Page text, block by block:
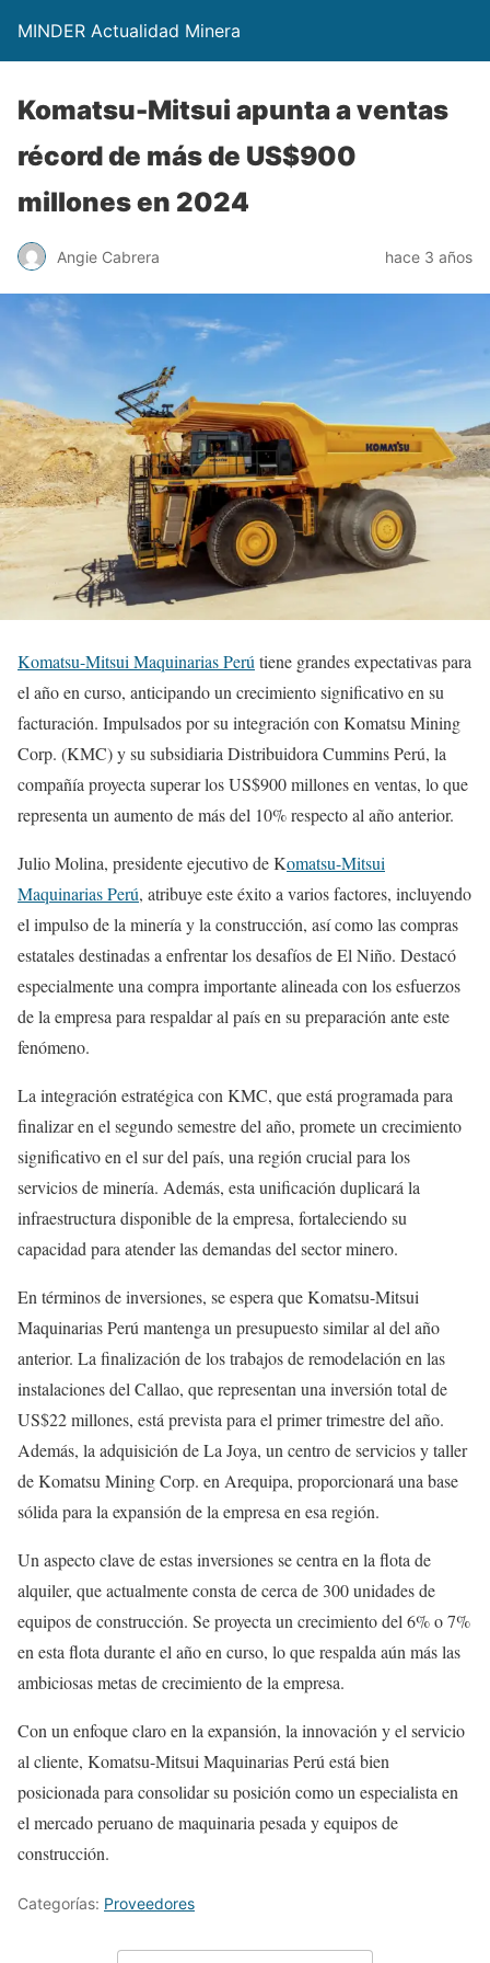
MINDER Actualidad Minera
Komatsu-Mitsui apunta a ventas
récord de más de US$900
millones en 2024
Angie Cabrera hace 3 años
Komatsu-Mitsui Maquinarias Perútiene grandes expectativas para
el año en curso, anticipando un crecimiento significativo en su
facturación. Impulsados por su integración con Komatsu Mining
Corp. (KMC) y su subsidiaria Distribuidora Cummins Perú, la
compañía proyecta superar los US$900 millones en ventas, lo que
representa un aumento de más del 10% respecto al año anterior.
Julio Molina, presidente ejecutivo de Komatsu-Mitsui
Maquinarias Perú, atribuye este éxito a varios factores, incluyendo
el impulso de la minería y la construcción, así como las compras
estatales destinadas a enfrentar los desafíos de El Niño. Destacó
especialmente una compra importante alineada con los esfuerzos
de la empresa para respaldar al país en su preparación ante este
fenómeno.
La integración estratégica con KMC, que está programada para
finalizar en el segundo semestre del año, promete un crecimiento
significativo en el sur del país, una región crucial para los
servicios de minería. Además, esta unificación duplicará la
infraestructura disponible de la empresa, fortaleciendo su
capacidad para atender las demandas del sector minero.
En términos de inversiones, se espera que Komatsu-Mitsui
Maquinarias Perú mantenga un presupuesto similar al del año
anterior. La finalización de los trabajos de remodelación en las
instalaciones del Callao, que representan una inversión total de
US$22 millones, está prevista para el primer trimestre del año.
Además, la adquisición de La Joya, un centro de servicios y taller
de Komatsu Mining Corp. en Arequipa, proporcionará una base
sólida para la expansión de la empresa en esa región.
Un aspecto clave de estas inversiones se centra en la flota de
alquiler, que actualmente consta de cerca de 300 unidades de
equipos de construcción. Se proyecta un crecimiento del 6% o 7%
en esta flota durante el año en curso, lo que respalda aún más las
ambiciosas metas de crecimiento de la empresa.
Con un enfoque claro en la expansión, la innovación y el servicio
al cliente, Komatsu-Mitsui Maquinarias Perú está bien
posicionada para consolidar su posición como un especialista en
el mercado peruano de maquinaria pesada y equipos de
construcción.
Categorías: Proveedores